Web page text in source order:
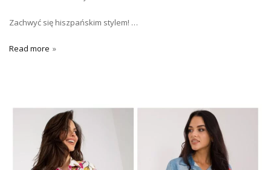
Zachwyć się hiszpańskim stylem! …
Read more